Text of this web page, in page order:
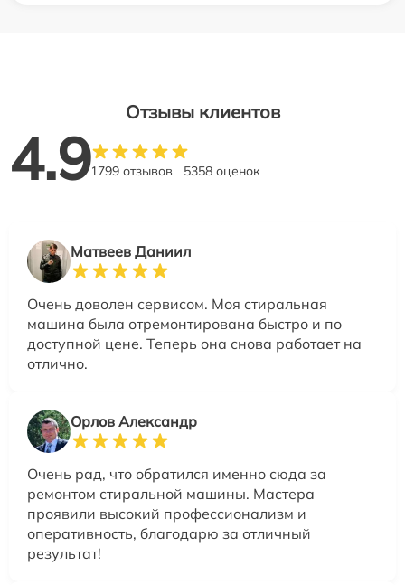
Отзывы клиентов
4.91799 отзывов 5358 оценок
Матвеев Даниил
Очень доволен сервисом. Моя стиральная
машина была отремонтирована быстро и по
доступной цене. Теперь она снова работает на
отлично.
Орлов Александр
Очень рад, что обратился именно сюда за
ремонтом стиральной машины. Мастера
проявили высокий профессионализм и
оперативность, благодарю за отличный
результат!